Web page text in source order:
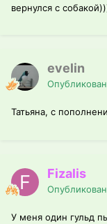
вернулся с
evelin
Татьяна, с
Fizalis
У меня один гульд